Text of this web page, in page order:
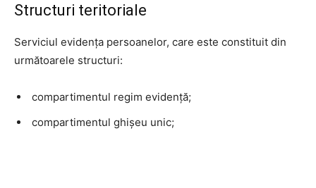
Structuri teritoriale
Serviciul evidența persoanelor, care este constituit din
următoarele structuri:
compartimentul regim evidență;
compartimentul ghișeu unic;